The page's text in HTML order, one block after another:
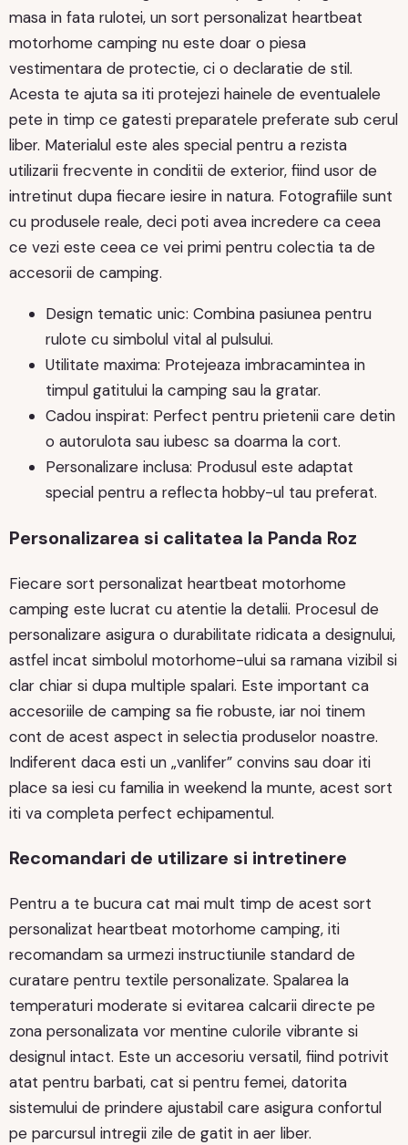
masa in fata rulotei, un sort personalizat heartbeat
motorhome camping nu este doar o piesa
vestimentara de protectie, ci o declaratie de stil.
Acesta te ajuta sa iti protejezi hainele de eventualele
pete in timp ce gatesti preparatele preferate sub cerul
liber. Materialul este ales special pentru a rezista
utilizarii frecvente in conditii de exterior, fiind usor de
intretinut dupa fiecare iesire in natura. Fotografiile sunt
cu produsele reale, deci poti avea incredere ca ceea
ce vezi este ceea ce vei primi pentru colectia ta de
accesorii de camping.
Design tematic unic: Combina pasiunea pentru
rulote cu simbolul vital al pulsului.
Utilitate maxima: Protejeaza imbracamintea in
timpul gatitului la camping sau la gratar.
Cadou inspirat: Perfect pentru prietenii care detin
o autorulota sau iubesc sa doarma la cort.
Personalizare inclusa: Produsul este adaptat
special pentru a reflecta hobby-ul tau preferat.
Personalizarea si calitatea la Panda Roz
Fiecare sort personalizat heartbeat motorhome
camping este lucrat cu atentie la detalii. Procesul de
personalizare asigura o durabilitate ridicata a designului,
astfel incat simbolul motorhome-ului sa ramana vizibil si
clar chiar si dupa multiple spalari. Este important ca
accesoriile de camping sa fie robuste, iar noi tinem
cont de acest aspect in selectia produselor noastre.
Indiferent daca esti un „vanlifer” convins sau doar iti
place sa iesi cu familia in weekend la munte, acest sort
iti va completa perfect echipamentul.
Recomandari de utilizare si intretinere
Pentru a te bucura cat mai mult timp de acest sort
personalizat heartbeat motorhome camping, iti
recomandam sa urmezi instructiunile standard de
curatare pentru textile personalizate. Spalarea la
temperaturi moderate si evitarea calcarii directe pe
zona personalizata vor mentine culorile vibrante si
designul intact. Este un accesoriu versatil, fiind potrivit
atat pentru barbati, cat si pentru femei, datorita
sistemului de prindere ajustabil care asigura confortul
pe parcursul intregii zile de gatit in aer liber.